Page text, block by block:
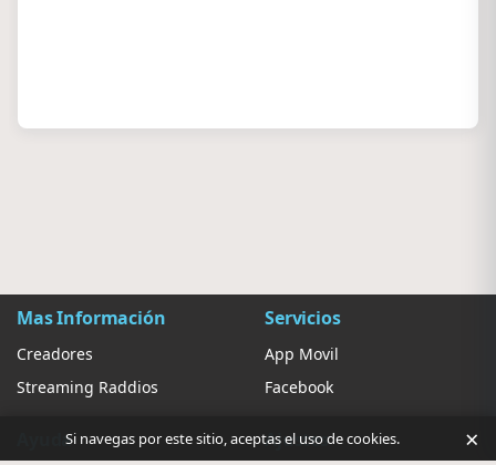
Mas Información
Creadores
Streaming Raddios
Servicios
App Movil
Facebook
Ayuda Ajustes
Si navegas por este sitio, aceptas el uso de cookies. ×